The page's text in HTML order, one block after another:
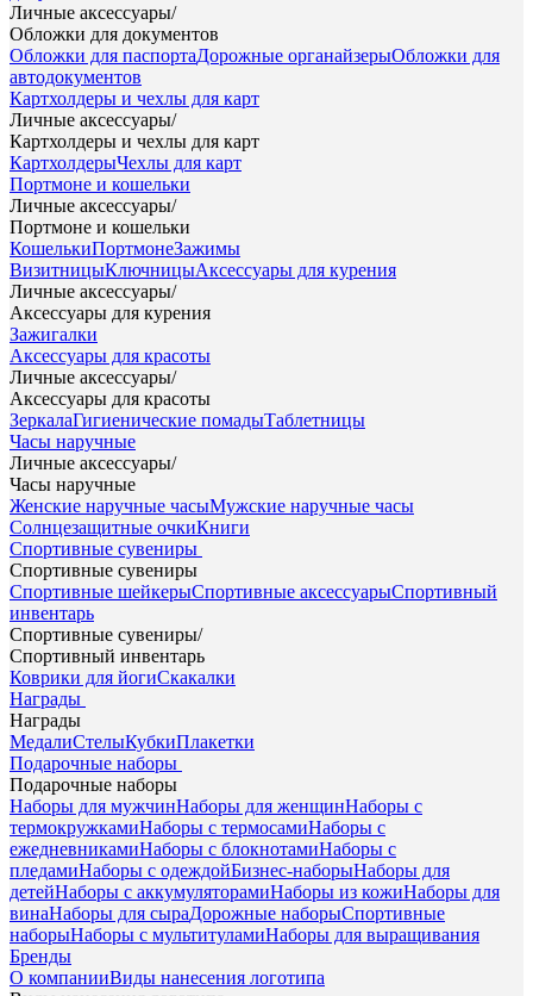
Личные аксессуары/
Обложки для документов
Обложки для паспортаДорожные органайзерыОбложки для
автодокументов
Картхолдеры и чехлы для карт
Личные аксессуары/
Картхолдеры и чехлы для карт
КартхолдерыЧехлы для карт
Портмоне и кошельки
Личные аксессуары/
Портмоне и кошельки
КошелькиПортмонеЗажимы
ВизитницыКлючницыАксессуары для курения
Личные аксессуары/
Аксессуары для курения
Зажигалки
Аксессуары для красоты
Личные аксессуары/
Аксессуары для красоты
ЗеркалаГигиенические помадыТаблетницы
Часы наручные
Личные аксессуары/
Часы наручные
Женские наручные часыМужские наручные часы
Солнцезащитные очкиКниги
Спортивные сувениры
Спортивные сувениры
Спортивные шейкерыСпортивные аксессуарыСпортивный
инвентарь
Спортивные сувениры/
Спортивный инвентарь
Коврики для йогиСкакалки
Награды
Награды
МедалиСтелыКубкиПлакетки
Подарочные наборы
Подарочные наборы
Наборы для мужчинНаборы для женщинНаборы с
термокружкамиНаборы с термосамиНаборы с
ежедневникамиНаборы с блокнотамиНаборы с
пледамиНаборы с одеждойБизнес-наборыНаборы для
детейНаборы с аккумуляторамиНаборы из кожиНаборы для
винаНаборы для сыраДорожные наборыСпортивные
наборыНаборы с мультитуламиНаборы для выращивания
Бренды
О компанииВиды нанесения логотипа